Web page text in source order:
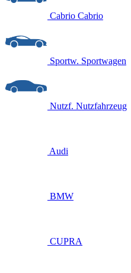
Cabrio Cabrio
Sportw. Sportwagen
Nutzf. Nutzfahrzeug
Audi
BMW
CUPRA